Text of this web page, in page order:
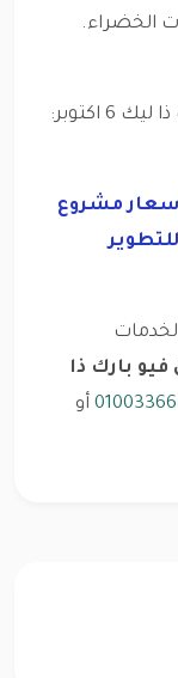
الخضراء.
6 اكتوبر
:
مشروع
للتطوير
فيو بارك ذا
أو